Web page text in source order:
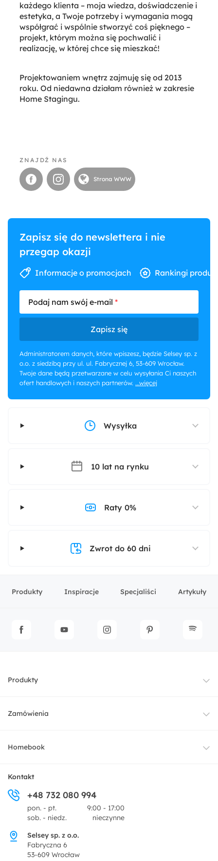
każdego klienta – moja wiedza, doświadczenie i
estetyka, a Twoje potrzeby i wymagania mogą
współgrać i wspólnie stworzyć coś pięknego –
projekt, którym można się pochwalić i
realizację, w której chce się mieszkać!
Projektowaniem wnętrz zajmuję się od 2013
roku. Od niedawna działam również w zakresie
Home Stagingu.
ZNAJDŹ NAS
Strona WWW
Zapisz się do newslettera i nie
przegap okazji
Informacje o promocjach Rankingi
Podaj nam swój e-mail
Zapisz się
Administratorem danych, które wpiszesz, będzie Selsey sp. z
o.o. z siedzibą przy ul. ul. Fabrycznej 6, 53-609 Wrocław.
Twoje dane będą przetwarzane w celu wysyłania Ci naszych
ofert handlowych i naszych partnerów. ...więcej
Wysyłka
10 lat na rynku
Raty 0%
Zwrot do 60 dni
Produkty Inspiracje Specjaliści Artykuły
Produkty
Meble
Dekoracje i akcesoria
Promocje
Zamówienia
Dostawa
Zwroty
Pytania i odpowiedzi
Homebook
O nas
Centrum prasowe
Regulamin
Kontakt
+48 732 080 994
pon. - pt.
9:00 - 17:00
sob. - niedz.
nieczynne
Selsey sp. z o.o.
Fabryczna 6
53-609 Wrocław